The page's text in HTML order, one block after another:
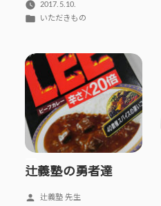
稿
者:
2017.5.10.
カ
リ
いただきもの
辻義塾の勇者達
投
辻義塾 先生